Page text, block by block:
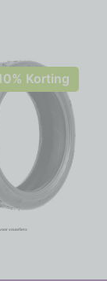
Korting
voor vouwfiets